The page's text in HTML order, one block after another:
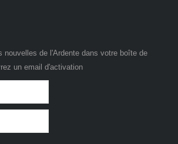
nouvelles de l'Ardente dans votre boîte de
un email d'activation